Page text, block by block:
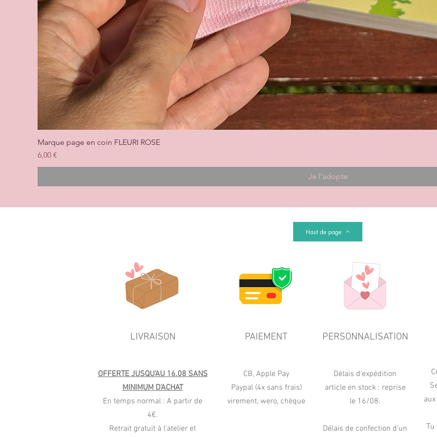
Marque page en coin FLEURI ROSE
Prix
6,00 €
Je l'adopte
Haut de page
PERSONNALISATION
PAIEMENT
LIVRAISON
OFFERTE JUSQU'AU 16.08 SANS
MINIMUM D'ACHAT
En temps normal : A partir de
4€.
Retrait gratuit à l'atelier et
CB, Apple Pay
Paypal (4x sans frais)
virement, wero, chèque
Délais d'expédition
article en stock : reprise
le 16/08.
Délais de confection d'un
Tu